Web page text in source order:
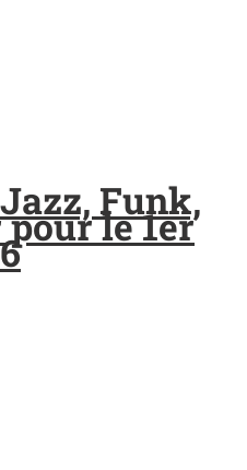
Funk,
le 1er